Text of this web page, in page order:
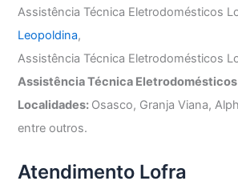
Assistência Técnica Eletrodomésticos
Leopoldina,
Assistência Técnica Eletrodomésticos
Assistência Técnica
Localidades: Osasco, Granja Viana,
entre outros.
Atendimento Lofra